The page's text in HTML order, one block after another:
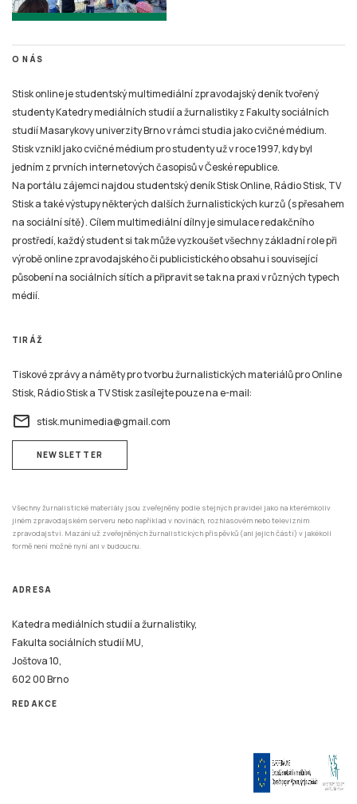
O NÁS
Stisk online je studentský multimediální zpravodajský deník tvořený
studenty Katedry mediálních studií a žurnalistiky z Fakulty sociálních
studií Masarykovy univerzity Brno v rámci studia jako cvičné médium.
Stisk vznikl jako cvičné médium pro studenty už v roce 1997, kdy byl
jedním z prvních internetových časopisů v České republice.
Na portálu zájemci najdou studentský deník Stisk Online, Rádio Stisk, TV
Stisk a také výstupy některých dalších žurnalistických kurzů (s přesahem
na sociální sítě). Cílem multimediální dílny je simulace redakčního
prostředí, každý student si tak může vyzkoušet všechny základní role při
výrobě online zpravodajského či publicistického obsahu i související
působení na sociálních sítích a připravit se tak na praxi v různých typech
médií.
TIRÁŽ
Tiskové zprávy a náměty pro tvorbu žurnalistických materiálů pro Online
Stisk, Rádio Stisk a TV Stisk zasílejte pouze na e-mail:
email stisk.munimedia@gmail.com
NEWSLETTER
Všechny žurnalistické materiály jsou zveřejněny podle stejných pravidel jako na kterémkoliv
jiném zpravodajském serveru nebo například v novinách, rozhlasovém nebo televizním
zpravodajství. Mazání už zveřejněných žurnalistických příspěvků (ani jejich částí) v jakékoli
formě není možné nyní ani v budoucnu.
ADRESA
Katedra mediálních studií a žurnalistiky,
Fakulta sociálních studií MU,
Joštova 10,
602 00 Brno
REDAKCE